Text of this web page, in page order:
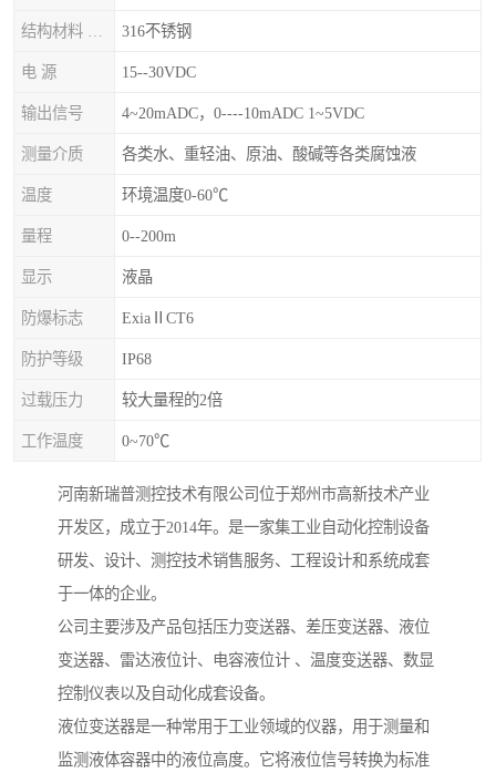
316不锈钢
电 源 15--30VDC
输出信号 4~20mADC，0----10mADC 1~5VDC
测量介质 各类水、重轻油、原油、酸碱等各类腐蚀液
温度 环境温度0-60℃
量程 0--200m
显示 液晶
防爆标志 ExiaⅡCT6
防护等级 IP68
过载压力 较大量程的2倍
工作温度 0~70℃
河南新瑞普测控技术有限公司位于郑州市高新技术产业
开发区，成立于2014年。是一家集工业自动化控制设备
研发、设计、测控技术销售服务、工程设计和系统成套
于一体的企业。
公司主要涉及产品包括压力变送器、差压变送器、液位
变送器、雷达液位计、电容液位计 、温度变送器、数显
控制仪表以及自动化成套设备。
液位变送器是一种常用于工业领域的仪器，用于测量和
监测液体容器中的液位高度。它将液位信号转换为标准